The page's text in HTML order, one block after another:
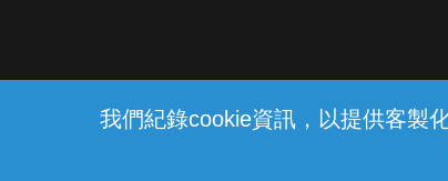
我們紀錄cookie資訊，以提供客製